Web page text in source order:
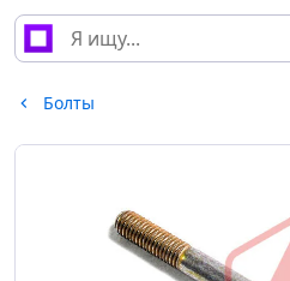
Болты